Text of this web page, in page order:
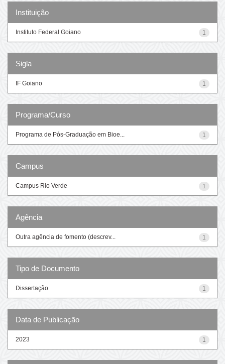
Instituição
1
Instituto Federal Goiano
Sigla
1
IF Goiano
Programa/Curso
1
Programa de Pós-Graduação em Bioe...
Campus
1
Campus Rio Verde
Agência
1
Outra agência de fomento (descrev...
Tipo de Documento
1
Dissertação
Data de Publicação
1
2023